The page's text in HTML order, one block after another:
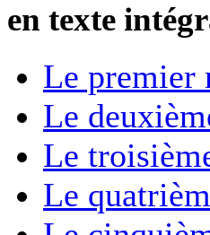
en texte
Le premier
Le
Le
Le